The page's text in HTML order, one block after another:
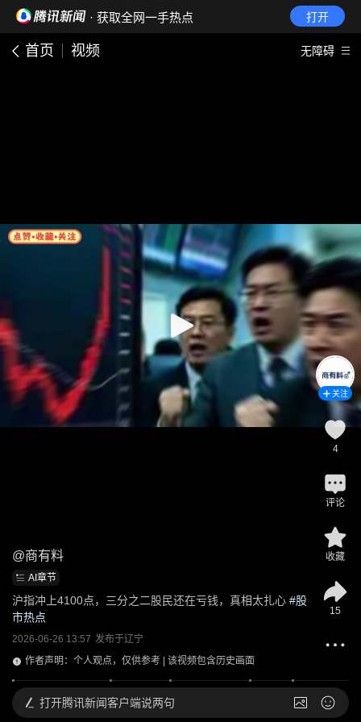
· 获取全网一手热点 打开
首页 视频 无障碍
@商有料
AI章节
沪指冲上4100点，三分之二股民还在亏钱，真相太扎心 #股
市热点
2026-06-26 13:57 发布于辽宁
作者声明：个人观点，仅供参考 | 该视频包含历史画面
关注
4
评论
收藏
15
打开腾讯新闻客户端说两句